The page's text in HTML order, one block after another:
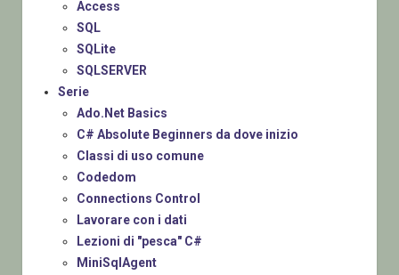
Access
SQL
SQLite
SQLSERVER
Serie
Ado.Net Basics
C# Absolute Beginners da dove inizio
Classi di uso comune
Codedom
Connections Control
Lavorare con i dati
Lezioni di "pesca" C#
MiniSqlAgent